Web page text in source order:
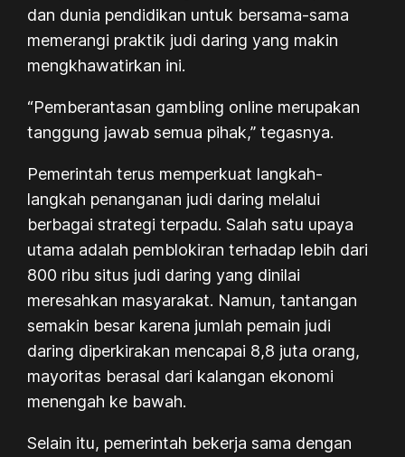
dan dunia pendidikan untuk bersama-sama
memerangi praktik judi daring yang makin
mengkhawatirkan ini.
“Pemberantasan gambling online merupakan
tanggung jawab semua pihak,” tegasnya.
Pemerintah terus memperkuat langkah-
langkah penanganan judi daring melalui
berbagai strategi terpadu. Salah satu upaya
utama adalah pemblokiran terhadap lebih dari
800 ribu situs judi daring yang dinilai
meresahkan masyarakat. Namun, tantangan
semakin besar karena jumlah pemain judi
daring diperkirakan mencapai 8,8 juta orang,
mayoritas berasal dari kalangan ekonomi
menengah ke bawah.
Selain itu, pemerintah bekerja sama dengan